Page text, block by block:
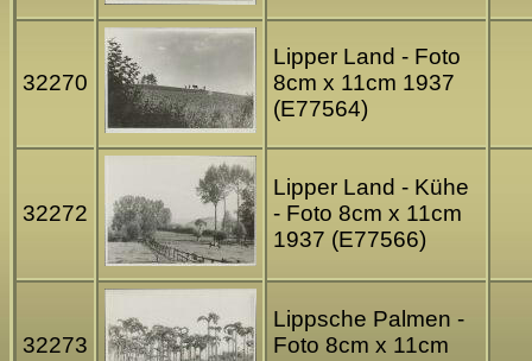
32270
Lipper Land - Foto
8cm x 11cm 1937
(E77564)
32272
Lipper Land - Kühe
- Foto 8cm x 11cm
1937 (E77566)
32273
Lippsche Palmen -
Foto 8cm x 11cm